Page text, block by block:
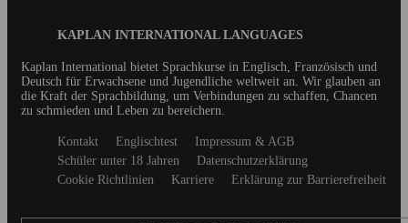
KAPLAN INTERNATIONAL LANGUAGES
Kaplan International bietet Sprachkurse in Englisch, Französisch und
Deutsch für Erwachsene und Jugendliche weltweit an. Wir glauben an
die Kraft der Sprachbildung, um Verbindungen zu schaffen, Chancen
zu schmieden und Leben zu bereichern.
Secondary
Kontakt Englischtest
Impressum & AGB
Schüler unter 18 Jahren
Datenschutzerklärung
Cookie Richtlinien
Karriere Erklärung zur Barrierefreiheit